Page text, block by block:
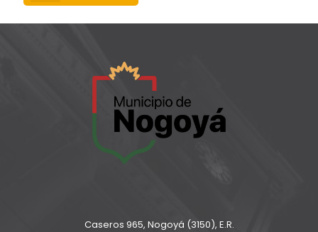
Caseros 965, Nogoyá (3150), E.R.